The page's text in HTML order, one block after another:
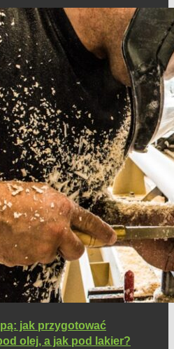
jak przygotować
olej, a jak pod lakier?